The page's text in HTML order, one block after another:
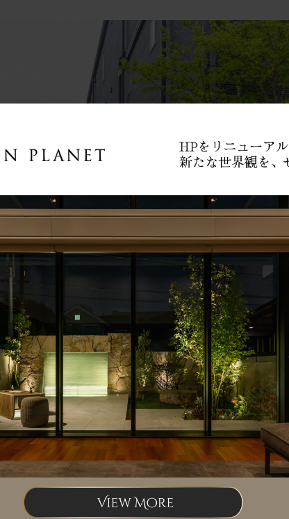
。
スティアラアーチを使用しています。
とで、存在感はありながらも全体と調和します。